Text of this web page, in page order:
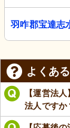
羽咋郡宝達志
よくあ
【運営法
法人ですか